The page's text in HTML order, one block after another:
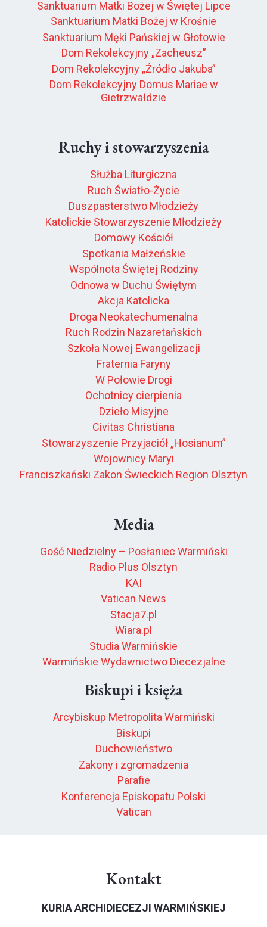
Sanktuarium Matki Bożej w Świętej Lipce
Sanktuarium Matki Bożej w Krośnie
Sanktuarium Męki Pańskiej w Głotowie
Dom Rekolekcyjny „Zacheusz”
Dom Rekolekcyjny „Źródło Jakuba”
Dom Rekolekcyjny Domus Mariae w
Gietrzwałdzie
Ruchy i stowarzyszenia
Służba Liturgiczna
Ruch Światło-Życie
Duszpasterstwo Młodzieży
Katolickie Stowarzyszenie Młodzieży
Domowy Kościół
Spotkania Małżeńskie
Wspólnota Świętej Rodziny
Odnowa w Duchu Świętym
Akcja Katolicka
Droga Neokatechumenalna
Ruch Rodzin Nazaretańskich
Szkoła Nowej Ewangelizacji
Fraternia Faryny
W Połowie Drogi
Ochotnicy cierpienia
Dzieło Misyjne
Civitas Christiana
Stowarzyszenie Przyjaciół „Hosianum”
Wojownicy Maryi
Franciszkański Zakon Świeckich Region Olsztyn
Media
Gość Niedzielny – Posłaniec Warmiński
Radio Plus Olsztyn
KAI
Vatican News
Stacja7.pl
Wiara.pl
Studia Warmińskie
Warmińskie Wydawnictwo Diecezjalne
Biskupi i księża
Arcybiskup Metropolita Warmiński
Biskupi
Duchowieństwo
Zakony i zgromadzenia
Parafie
Konferencja Episkopatu Polski
Vatican
Kontakt
KURIA ARCHIDIECEZJI WARMIŃSKIEJ